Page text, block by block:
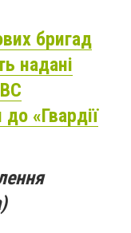
бригад
надані
«Гвардії